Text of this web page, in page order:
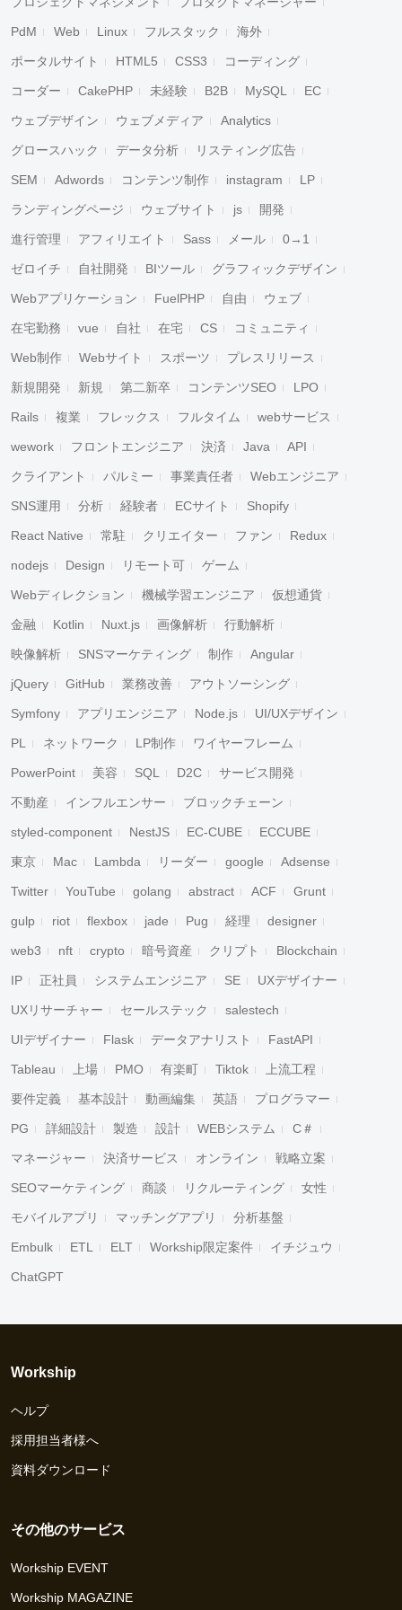
PdM Web Linux フルスタック 海外
ポータルサイト HTML5 CSS3 コーディング
コーダー CakePHP 未経験 B2B MySQL EC
ウェブデザイン ウェブメディア Analytics
グロースハック データ分析 リスティング広告
SEM Adwords コンテンツ制作 instagram LP
ランディングページ ウェブサイト js 開発
進行管理 アフィリエイト Sass メール 0→1
ゼロイチ 自社開発 BIツール グラフィックデザイン
Webアプリケーション FuelPHP 自由 ウェブ
在宅勤務 vue 自社 在宅 CS コミュニティ
Web制作 Webサイト スポーツ プレスリリース
新規開発 新規 第二新卒 コンテンツSEO LPO
Rails 複業 フレックス フルタイム webサービス
wework フロントエンジニア 決済 Java API
クライアント パルミー 事業責任者 Webエンジニア
SNS運用 分析 経験者 ECサイト Shopify
React Native 常駐 クリエイター ファン Redux
nodejs Design リモート可 ゲーム
Webディレクション 機械学習エンジニア 仮想通貨
金融 Kotlin Nuxt.js 画像解析 行動解析
映像解析 SNSマーケティング 制作 Angular
jQuery GitHub 業務改善 アウトソーシング
Symfony アプリエンジニア Node.js UI/UXデザイン
PL ネットワーク LP制作 ワイヤーフレーム
PowerPoint 美容 SQL D2C サービス開発
不動産 インフルエンサー ブロックチェーン
styled-component NestJS EC-CUBE ECCUBE
東京 Mac Lambda リーダー google Adsense
Twitter YouTube golang abstract ACF Grunt
gulp riot flexbox jade Pug 経理 designer
web3 nft crypto 暗号資産 クリプト Blockchain
IP 正社員 システムエンジニア SE UXデザイナー
UXリサーチャー セールステック salestech
UIデザイナー Flask データアナリスト FastAPI
Tableau 上場 PMO 有楽町 Tiktok 上流工程
要件定義 基本設計 動画編集 英語 プログラマー
PG 詳細設計 製造 設計 WEBシステム C＃
マネージャー 決済サービス オンライン 戦略立案
SEOマーケティング 商談 リクルーティング 女性
モバイルアプリ マッチングアプリ 分析基盤
Embulk ETL ELT Workship限定案件 イチジュウ
ChatGPT
Workship
ヘルプ
採用担当者様へ
資料ダウンロード
その他のサービス
Workship EVENT
Workship MAGAZINE